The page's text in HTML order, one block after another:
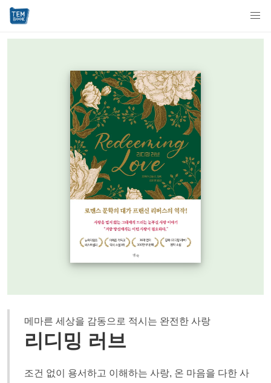
메마른 세상을 감동으로 적시는 완전한 사랑
리디밍 러브
조건 없이 용서하고 이해하는 사랑, 온 마음을 다한 사